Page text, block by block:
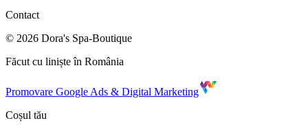
Contact
© 2026 Dora's Spa-Boutique
Făcut cu liniște în România
Promovare Google Ads & Digital Marketing
Coșul tău